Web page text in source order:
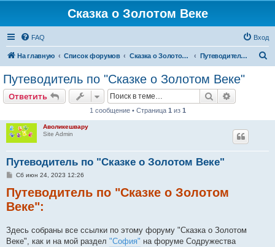
Сказка о Золотом Веке
FAQ Вход
На главную Список форумов Сказка о Золотом Веке Путеводитель по "Сказке о Золотом Веке"
Путеводитель по "Сказке о Золотом Веке"
Ответить Поиск
1 сообщение • Страница 1 из 1
Аволикешвару
Site Admin
Путеводитель по "Сказке о Золотом Веке"
С
о
б
щ
е
е
Сб июн 24, 2023 12:26
Путеводитель по "Сказке о Золотом
Веке":
Здесь собраны все ссылки по этому форуму "Сказка о Золотом
Веке", как и на мой раздел "София" на форуме Содружества